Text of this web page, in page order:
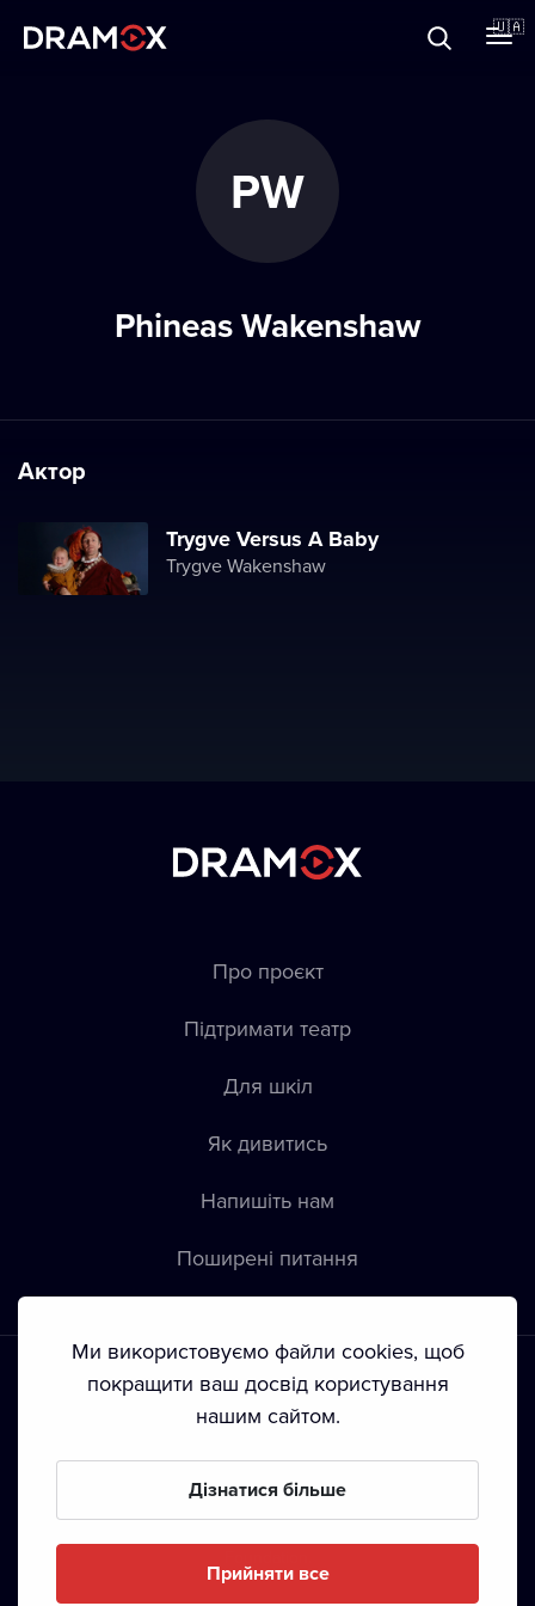
🇺🇦
Зареєструватися
PW
Phineas Wakenshaw
Актор
Trygve Versus A Baby
Trygve Wakenshaw
Про проєкт
Підтримати театр
Для шкіл
Як дивитись
Напишіть нам
Пoширені питання
Положення й умови • Конфіденційність • Автoрські права
Ми використовуємо файли cookies, щоб
покращити ваш досвід користування
нашим сайтом.
Дізнатися більше
Прийняти все